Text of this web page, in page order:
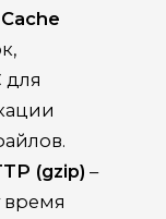
для
(gzip) –
время